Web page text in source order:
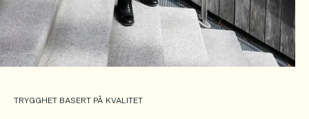
TRYGGHET BASERT PÅ KVALITET